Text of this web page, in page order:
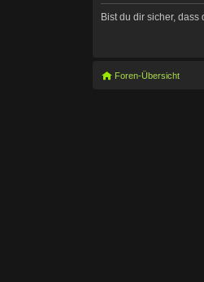
Bist du dir sicher,
Foren-Übersicht